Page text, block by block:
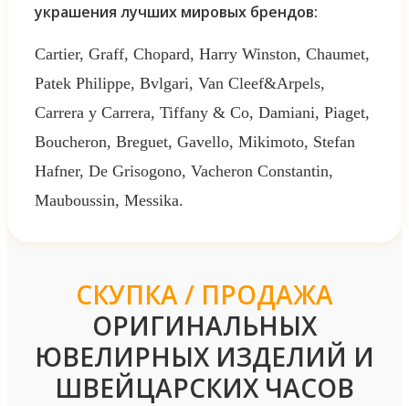
украшения лучших мировых брендов:
Cartier, Graff, Chopard, Harry Winston, Chaumet,
Patek Philippe, Bvlgari, Van Cleef&Arpels,
Carrera y Carrera, Tiffany & Co, Damiani, Piaget,
Boucheron, Breguet, Gavello, Mikimoto, Stefan
Hafner, De Grisogono, Vacheron Constantin,
Mauboussin, Messika.
СКУПКА / ПРОДАЖА
ОРИГИНАЛЬНЫХ
ЮВЕЛИРНЫХ ИЗДЕЛИЙ И
ШВЕЙЦАРСКИХ ЧАСОВ